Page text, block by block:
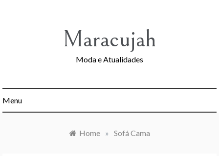
Maracujah
Moda e Atualidades
Menu
Home » Sofá Cama